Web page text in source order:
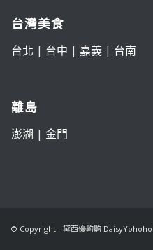
台灣美食
台北 | 台中 | 嘉義| 台南
離島
澎湖 | 金門
© Copyright - 黛西優齁齁